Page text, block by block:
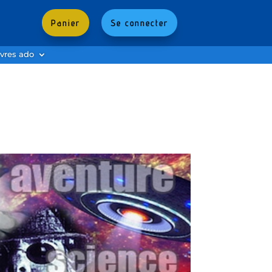
Panier Se connecter
ado